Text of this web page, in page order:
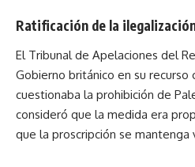
Ratificación de la
El Tribunal de Apelaciones del
Gobierno británico en su
cuestionaba la prohibición de
consideró que la medida era
que la proscripción se mantenga